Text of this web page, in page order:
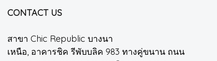
CONTACT US
สาขา Chic Republic บางนา
เหนือ, อาคารชิค รีพับบลิค 983 ทางคู่ขนาน ถนน